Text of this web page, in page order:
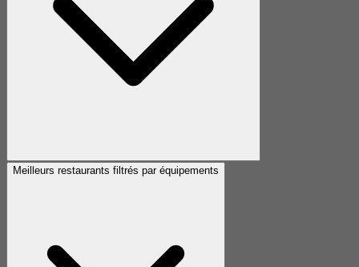
Meilleurs restaurants filtrés par équipements